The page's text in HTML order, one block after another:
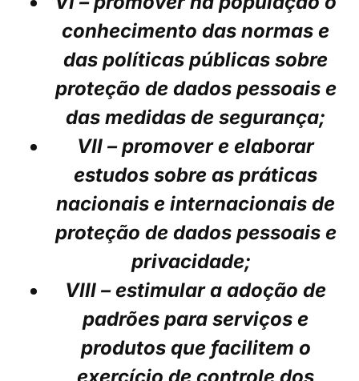
conhecimento das normas e
das políticas públicas sobre
proteção de dados pessoais e
das medidas de segurança;
VII – promover e elaborar
estudos sobre as práticas
nacionais e internacionais de
proteção de dados pessoais e
privacidade;
VIII – estimular a adoção de
padrões para serviços e
produtos que facilitem o